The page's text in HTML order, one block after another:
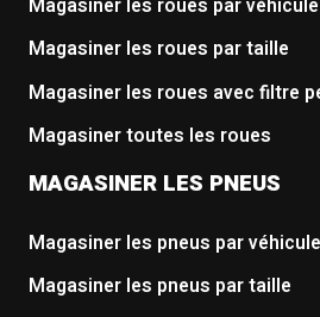
Magasiner les roues par véhicule
Magasiner les roues par taille
Magasiner les roues avec filtre
Magasiner toutes les roues
MAGASINER LES PNEUS
Magasiner les pneus par véhicule
Magasiner les pneus par taille